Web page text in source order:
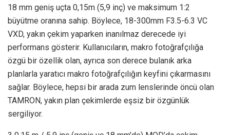
18 mm geniş uçta 0,15m (5,9 inç) ve maksimum 1:2
büyütme oranına sahip. Böylece, 18-300mm F3.5-6.3 VC
VXD, yakın çekim yaparken inanılmaz derecede iyi
performans gösterir. Kullanıcıların, makro fotoğrafçılığa
özgü bir özellik olan, ayrıca son derece bulanık arka
planlarla yaratıcı makro fotoğrafçılığın keyfini çıkarmasını
sağlar. Böylece, hepsi bir arada zum lenslerinde öncü olan
TAMRON, yakın plan çekimlerde eşsiz bir özgünlük
sergiliyor.